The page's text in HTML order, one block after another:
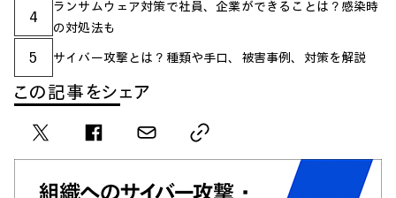
4
ランサムウェア対策で社員、企業ができることは？感染時
の対処法も
5 サイバー攻撃とは？種類や手口、被害事例、対策を解説
この記事をシェア